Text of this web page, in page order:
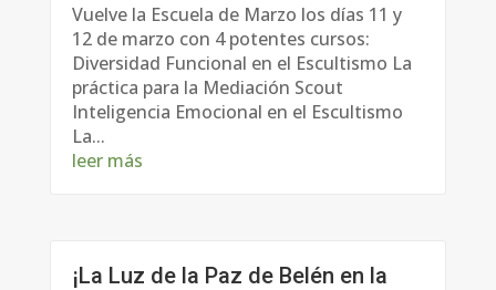
Vuelve la Escuela de Marzo los días 11 y
12 de marzo con 4 potentes cursos:
Diversidad Funcional en el Escultismo La
práctica para la Mediación Scout
Inteligencia Emocional en el Escultismo
La...
leer más
¡La Luz de la Paz de Belén en la